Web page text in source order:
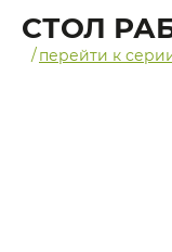
СТОЛ
/перейти к